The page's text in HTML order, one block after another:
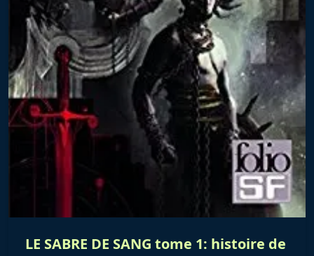
LE SABRE DE SANG tome 1: histoire de